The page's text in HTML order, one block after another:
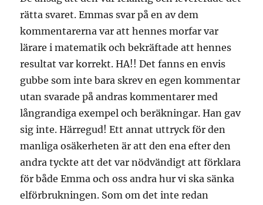
rätta svaret. Emmas svar på en av dem
kommentarerna var att hennes morfar var
lärare i matematik och bekräftade att hennes
resultat var korrekt. HA!! Det fanns en envis
gubbe som inte bara skrev en egen kommentar
utan svarade på andras kommentarer med
långrandiga exempel och beräkningar. Han gav
sig inte. Härregud! Ett annat uttryck för den
manliga osäkerheten är att den ena efter den
andra tyckte att det var nödvändigt att förklara
för både Emma och oss andra hur vi ska sänka
elförbrukningen. Som om det inte redan